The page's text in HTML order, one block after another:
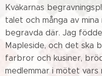
Kväkarnas
talet och många av
begravda där. Jag
Mapleside, och det ska
farbror och kusiner,
medlemmar i mötet